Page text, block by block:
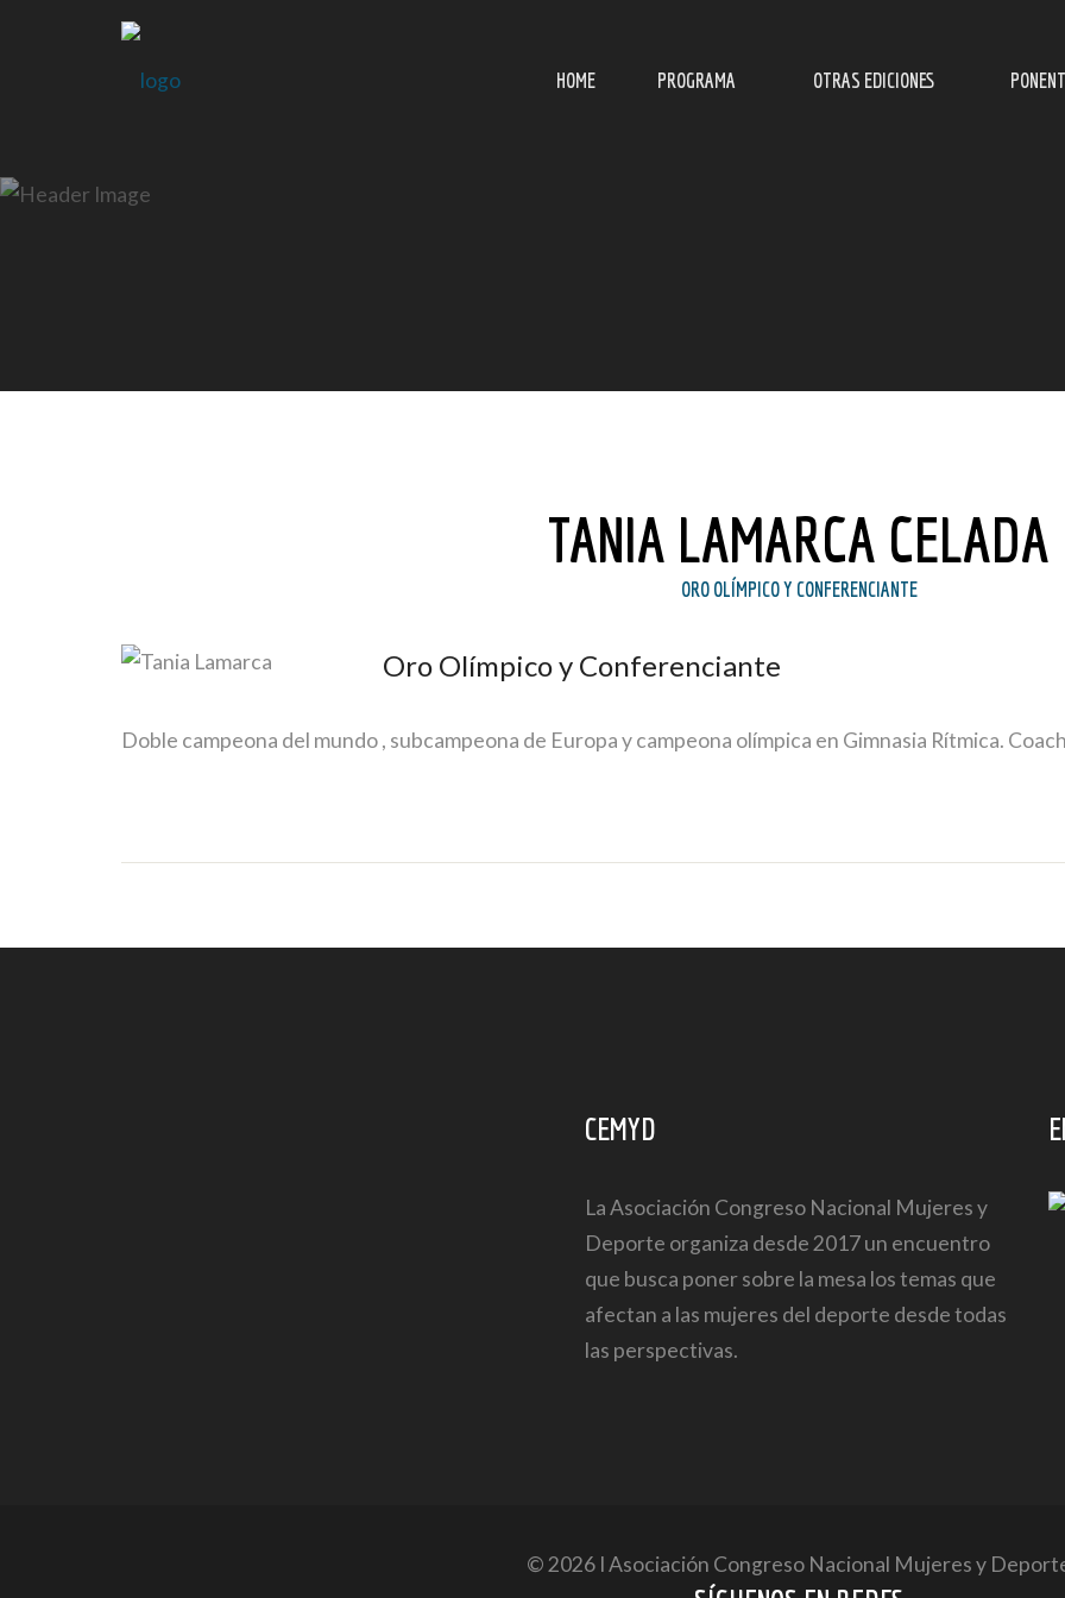
HOME PROGRAMA OTRAS EDICIONES
TANIA LAMARCA CELADA
ORO OLÍMPICO Y CONFERENCIANTE
Oro Olímpico y Conferenciante
Doble campeona del mundo , subcampeona de Europa y campeona olímpica en Gimnasia Rítmica.
CEMYD
La Asociación Congreso Nacional Mujeres y
Deporte organiza desde 2017 un encuentro
que busca poner sobre la mesa los temas que
afectan a las mujeres del deporte desde todas
las perspectivas.
© 2026 I Asociación Congreso Nacional Mujeres y